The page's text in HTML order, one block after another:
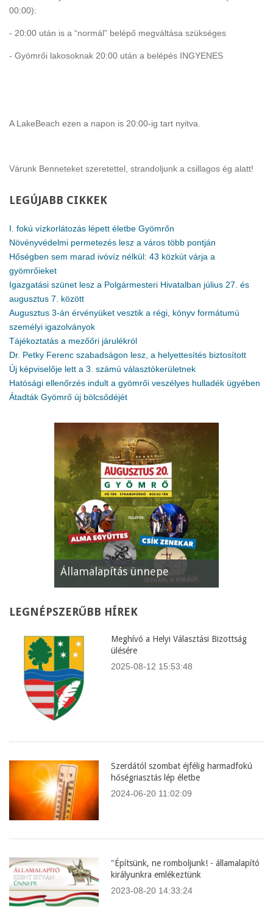
00:00):
- 20:00 után is a “normál” belépő megváltása szükséges
- Gyömrői lakosoknak 20:00 után a belépés INGYENES
A LakeBeach ezen a napon is 20:00-ig tart nyitva.
Várunk Benneteket szeretettel, strandoljunk a csillagos ég alatt!
LEGÚJABB CIKKEK
I. fokú vízkorlátozás lépett életbe Gyömrőn
Növényvédelmi permetezés lesz a város több pontján
Hőségben sem marad ivóvíz nélkül: 43 közkút várja a
gyömrőieket
Igazgatási szünet lesz a Polgármesteri Hivatalban július 27. és
augusztus 7. között
Augusztus 3-án érvényüket vesztik a régi, könyv formátumú
személyi igazolványok
Tájékoztatás a mezőőri járulékról
Dr. Petky Ferenc szabadságon lesz, a helyettesítés biztosított
Új képviselője lett a 3. számú választókerületnek
Hatósági ellenőrzés indult a gyömrői veszélyes hulladék ügyében
Átadták Gyömrő új bölcsődéjét
Államalapítás ünnepe
LEGNÉPSZERŰBB HÍREK
Meghívó a Helyi Választási Bizottság
ülésére
2025-08-12 15:53:48
Szerdától szombat éjfélig harmadfokú
hőségriasztás lép életbe
2024-06-20 11:02:09
"Építsünk, ne romboljunk! - államalapító
királyunkra emlékeztünk
2023-08-20 14:33:24